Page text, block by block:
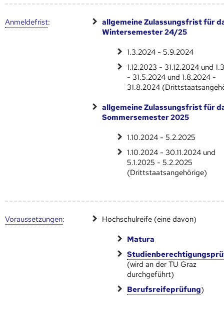
Anmelde­frist:
allgemeine Zulassungsfrist für
Wintersemester 24/25
1.3.2024 - 5.9.2024
1.12.2023 - 31.12.2024 und
- 31.5.2024 und 1.8.2024 -
31.8.2024
allgemeine Zulassungsfrist für
Sommersemester 2025
1.10.2024 - 5.2.2025
1.10.2024 - 30.11.2024 und
5.1.2025 - 5.2.2025
(Drittstaatsangehörige)
Voraus­setzungen: Hochschulreife (eine davon)
Matura
(wird an der TU Graz
durchgeführt)
Berufsreifeprüfung)